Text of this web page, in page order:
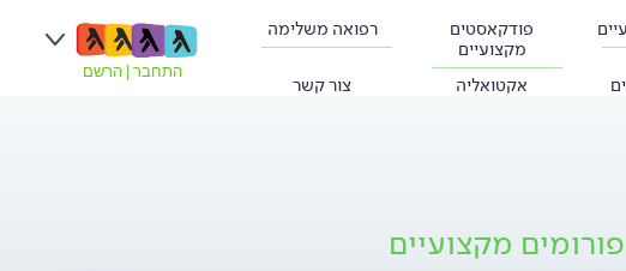
פודקאסטים
מקצועיים
רפואה משלימה
אקטואליה צור קשר
התחבר הרשם
פורומים מקצועיים